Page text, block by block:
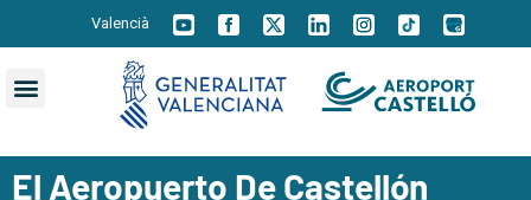
Valencià
El Aeropuerto De Castellón